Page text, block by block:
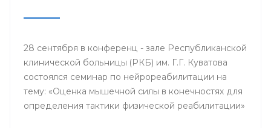
28 сентября в конференц - зале Республиканской
клинической больницы (РКБ) им. Г.Г. Куватова
состоялся семинар по нейрореабилитации на
тему: «Оценка мышечной силы в конечностях для
определения тактики физической реабилитации»